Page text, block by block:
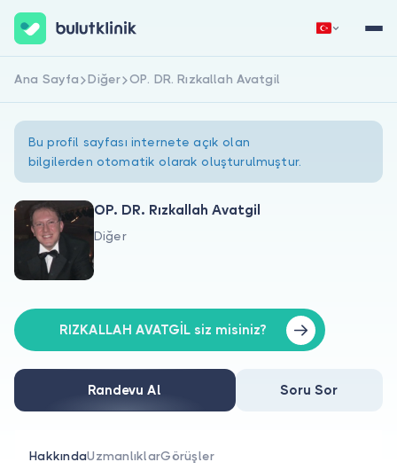
Hakkımızda
Doktorlar için
Doktor musunuz?
Hemen Kaydol Giriş Yap
Ana Sayfa Diğer OP. DR. Rızkallah Avatgil
Bu profil sayfası internete açık olan
bilgilerden otomatik olarak oluşturulmuştur.
OP. DR. Rızkallah Avatgil
Diğer
RIZKALLAH AVATGİL siz misiniz?
Randevu Al Soru Sor
HakkındaUzmanlıklarGörüşler